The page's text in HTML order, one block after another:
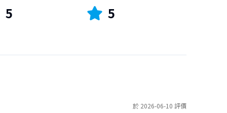
5 5
於 2026-06-10 評價